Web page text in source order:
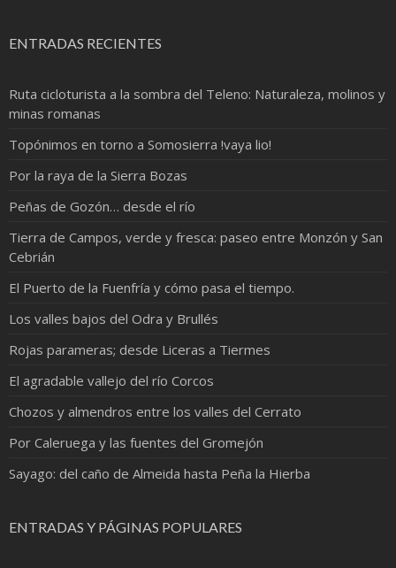
ENTRADAS RECIENTES
Ruta cicloturista a la sombra del Teleno: Naturaleza, molinos y
minas romanas
Topónimos en torno a Somosierra !vaya lio!
Por la raya de la Sierra Bozas
Peñas de Gozón… desde el río
Tierra de Campos, verde y fresca: paseo entre Monzón y San
Cebrián
El Puerto de la Fuenfría y cómo pasa el tiempo.
Los valles bajos del Odra y Brullés
Rojas parameras; desde Liceras a Tiermes
El agradable vallejo del río Corcos
Chozos y almendros entre los valles del Cerrato
Por Caleruega y las fuentes del Gromejón
Sayago: del caño de Almeida hasta Peña la Hierba
ENTRADAS Y PÁGINAS POPULARES